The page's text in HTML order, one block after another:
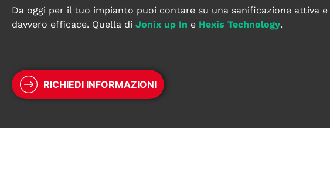
Da oggi per il tuo impianto puoi contare su una sanificazione attiva e
davvero efficace. Quella di Jonix up In e Hexis Technology.
RICHIEDI INFORMAZIONI